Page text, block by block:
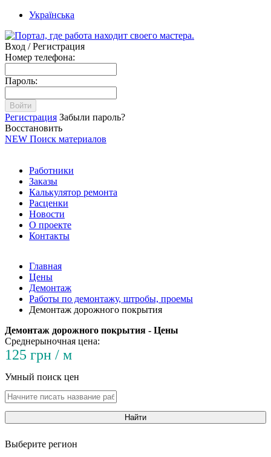
Українська
Вход / Регистрация
Номер телефона:
Пароль:
Войти
Регистрация Забыли пароль?
Восстановить
NEW Поиск материалов
Работники
Заказы
Калькулятор ремонта
Расценки
Новости
О проекте
Контакты
Главная
Цены
Демонтаж
Работы по демонтажу, штробы, проемы
Демонтаж дорожного покрытия
Демонтаж дорожного покрытия - Цены
Среднерыночная цена:
125 грн / м
Умный поиск цен
Найти
Выберите регион